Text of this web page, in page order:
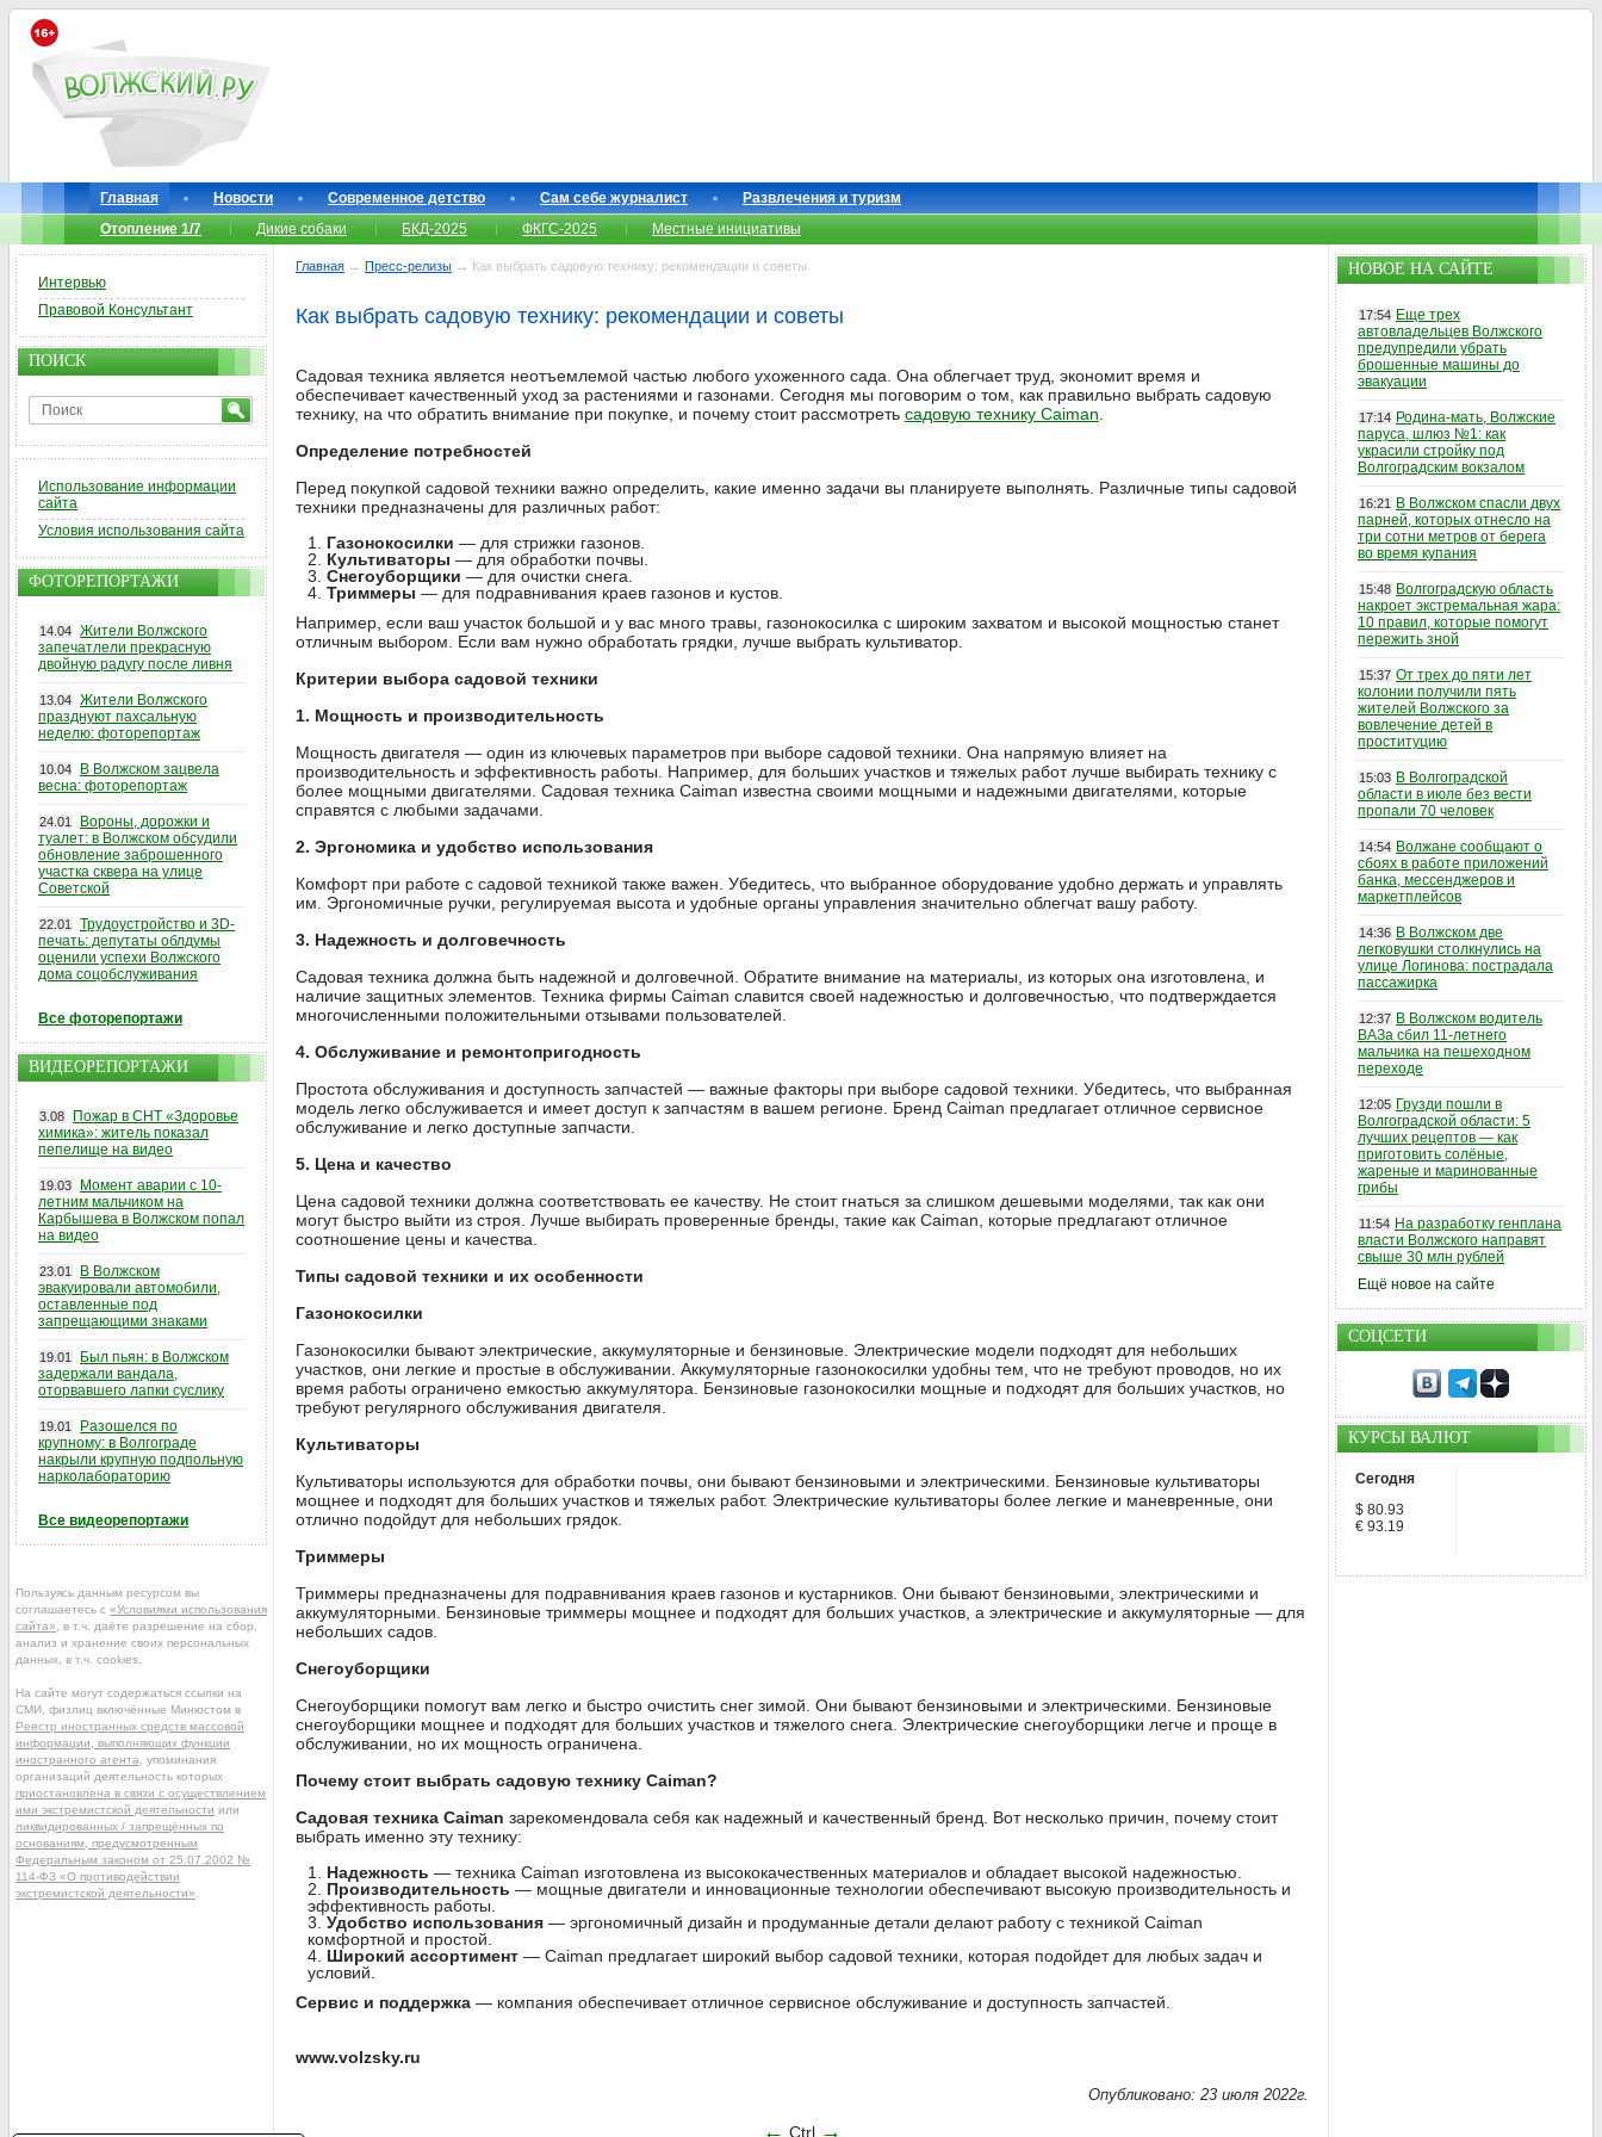
Главная Новости Современное детство Сам себе журналист
Развлечения и туризм
Отопление 1/7
Дикие собаки БКД-2025 ФКГС-2025 Местные инициативы
Главная → Пресс-релизы → Как выбрать садовую технику: рекомендации и советы
Как выбрать садовую технику: рекомендации и советы
Садовая техника является неотъемлемой частью любого ухоженного сада. Она облегчает труд, экономит время и
обеспечивает качественный уход за растениями и газонами. Сегодня мы поговорим о том, как правильно выбрать садовую
технику, на что обратить внимание при покупке, и почему стоит рассмотреть садовую технику Caiman
Определение потребностей
Перед покупкой садовой техники важно определить, какие именно задачи вы планируете выполнять. Различные типы садовой
техники предназначены для различных работ:
Газонокосилки — для стрижки газонов.
Культиваторы — для обработки почвы.
Снегоуборщики — для очистки снега.
Триммеры — для подравнивания краев газонов и кустов.
Например, если ваш участок большой и у вас много травы, газонокосилка с широким захватом и высокой мощностью станет
отличным выбором. Если вам нужно обработать грядки, лучше выбрать культиватор.
Критерии выбора садовой техники
1. Мощность и производительность
Мощность двигателя — один из ключевых параметров при выборе садовой техники. Она напрямую влияет на
производительность и эффективность работы. Например, для больших участков и тяжелых работ лучше выбирать технику с
более мощными двигателями. Садовая техника Caiman известна своими мощными и надежными двигателями, которые
справятся с любыми задачами.
2. Эргономика и удобство использования
Комфорт при работе с садовой техникой также важен. Убедитесь, что выбранное оборудование удобно держать и управлять
им. Эргономичные ручки, регулируемая высота и удобные органы управления значительно облегчат вашу работу.
3. Надежность и долговечность
Садовая техника должна быть надежной и долговечной. Обратите внимание на материалы, из которых она изготовлена, и
наличие защитных элементов. Техника фирмы Caiman славится своей надежностью и долговечностью, что подтверждается
многочисленными положительными отзывами пользователей.
4. Обслуживание и ремонтопригодность
Простота обслуживания и доступность запчастей — важные факторы при выборе садовой техники. Убедитесь, что выбранная
модель легко обслуживается и имеет доступ к запчастям в вашем регионе. Бренд Caiman предлагает отличное сервисное
обслуживание и легко доступные запчасти.
5. Цена и качество
Цена садовой техники должна соответствовать ее качеству. Не стоит гнаться за слишком дешевыми моделями, так как они
могут быстро выйти из строя. Лучше выбирать проверенные бренды, такие как Caiman, которые предлагают отличное
соотношение цены и качества.
Типы садовой техники и их особенности
Газонокосилки
Газонокосилки бывают электрические, аккумуляторные и бензиновые. Электрические модели подходят для небольших
участков, они легкие и простые в обслуживании. Аккумуляторные газонокосилки удобны тем, что не требуют проводов, но их
время работы ограничено емкостью аккумулятора. Бензиновые газонокосилки мощные и подходят для больших участков, но
требуют регулярного обслуживания двигателя.
Культиваторы
Культиваторы используются для обработки почвы, они бывают бензиновыми и электрическими. Бензиновые культиваторы
мощнее и подходят для больших участков и тяжелых работ. Электрические культиваторы более легкие и маневренные, они
отлично подойдут для небольших грядок.
Триммеры
Триммеры предназначены для подравнивания краев газонов и кустарников. Они бывают бензиновыми, электрическими и
аккумуляторными. Бензиновые триммеры мощнее и подходят для больших участков, а электрические и аккумуляторные — для
небольших садов.
Снегоуборщики
Снегоуборщики помогут вам легко и быстро очистить снег зимой. Они бывают бензиновыми и электрическими. Бензиновые
снегоуборщики мощнее и подходят для больших участков и тяжелого снега. Электрические снегоуборщики легче и проще в
обслуживании, но их мощность ограничена.
Почему стоит выбрать садовую технику Caiman?
Садовая техника Caiman зарекомендовала себя как надежный и качественный бренд. Вот несколько причин, почему стоит
выбрать именно эту технику:
Надежность — техника Caiman изготовлена из высококачественных материалов и обладает высокой надежностью.
Производительность — мощные двигатели и инновационные технологии обеспечивают высокую производительность и
эффективность работы.
Удобство использования — эргономичный дизайн и продуманные детали делают работу с техникой Caiman
комфортной и простой.
Широкий ассортимент — Caiman предлагает широкий выбор садовой техники, которая подойдет для любых задач и
условий.
Сервис и поддержка — компания обеспечивает отличное сервисное обслуживание и доступность запчастей.
www.volzsky.ru
Опубликовано: 23 июля 2022г.
← Ctrl →
Интервью
Правовой Консультант
ПОИСК
Использование информации
сайта
Условия использования сайта
ФОТОРЕПОРТАЖИ
14.04 Жители Волжского
запечатлели прекрасную
двойную радугу после ливня
13.04 Жители Волжского
празднуют пахсальную
неделю: фоторепортаж
10.04
В Волжском зацвела
весна: фоторепортаж
24.01
Вороны, дорожки и
туалет: в Волжском обсудили
обновление заброшенного
участка сквера на улице
Советской
22.01
Трудоустройство и 3D-
печать: депутаты облдумы
оценили успехи Волжского
дома соцобслуживания
Все фоторепортажи
ВИДЕОРЕПОРТАЖИ
3.08
Пожар в СНТ «Здоровье
химика»: житель показал
пепелище на видео
19.03
Момент аварии с 10-
летним мальчиком на
Карбышева в Волжском попал
на видео
23.01
В Волжском
эвакуировали автомобили,
оставленные под
запрещающими знаками
19.01
Был пьян: в Волжском
задержали вандала,
оторвавшего лапки суслику
19.01
Разошелся по
крупному: в Волгограде
накрыли крупную подпольную
нарколабораторию
Все видеорепортажи
Пользуясь данным ресурсом вы
соглашаетесь с «Условиями использования
сайта» , в т.ч. даёте разрешение на сбор,
анализ и хранение своих персональных
данных, в т.ч. cookies.
На сайте могут содержаться ссылки на
СМИ, физлиц включённые Минюстом в
Реестр иностранных средств массовой
информации, выполняющих функции
иностранного агента , упоминания
организаций деятельность которых
приостановлена в связи с осуществлением
ими экстремистской деятельности или
ликвидированных / запрещённых по
основаниям, предусмотренным
Федеральным законом от 25.07.2002 №
114-ФЗ «О противодействии
экстремистской деятельности»
НОВОЕ НА САЙТЕ
17:54 Еще трех
автовладельцев Волжского
предупредили убрать
брошенные машины до
эвакуации
17:14 Родина-мать, Волжские
паруса, шлюз №1: как
украсили стройку под
Волгоградским вокзалом
16:21
В Волжском спасли двух
парней, которых отнесло на
три сотни метров от берега
во время купания
15:48 Волгоградскую область
накроет экстремальная жара:
10 правил, которые помогут
пережить зной
15:37 От трех до пяти лет
колонии получили пять
жителей Волжского за
вовлечение детей в
проституцию
15:03 В Волгоградской
области в июле без вести
пропали 70 человек
14:54 Волжане сообщают о
сбоях в работе приложений
банка, мессенджеров и
маркетплейсов
14:36 В Волжском две
легковушки столкнулись на
улице Логинова: пострадала
пассажирка
12:37 В Волжском водитель
ВАЗа сбил 11-летнего
мальчика на пешеходном
переходе
12:05 Грузди пошли в
Волгоградской области: 5
лучших рецептов — как
приготовить солёные,
жареные и маринованные
грибы
11:54 На разработку генплана
власти Волжского направят
свыше 30 млн рублей
Ещё новое на сайте
СОЦСЕТИ
КУРСЫ ВАЛЮТ
Сегодня
$ 80.93
€ 93.19